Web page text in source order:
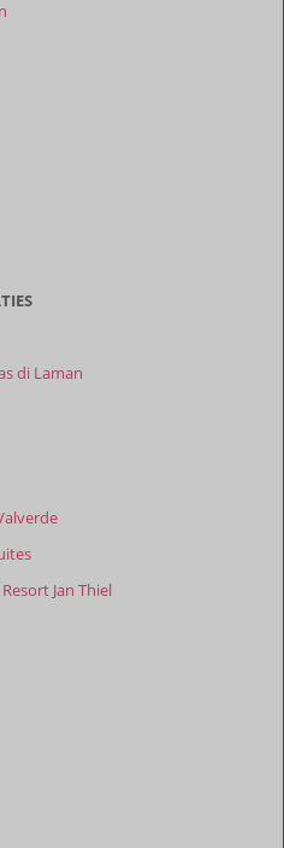
di Laman
Jan Thiel